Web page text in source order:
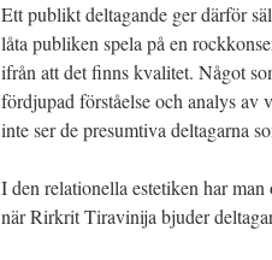
Ett publikt deltagande ger därför
låta publiken spela på en
ifrån att det finns kvalitet. Något
fördjupad förståelse och analys av
inte ser de presumtiva deltagarna
I den relationella estetiken har
när Rirkrit Tiravinija bjuder